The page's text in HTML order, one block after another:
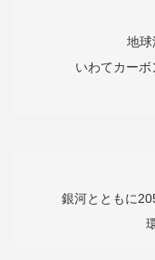
地球
いわてカーボ
銀河とともに